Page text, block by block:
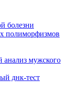
болезни
полиморфизмов
анализ мужского
днк-тест